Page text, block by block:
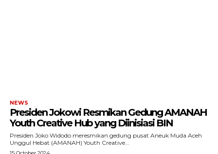
NEWS
Presiden Jokowi Resmikan Gedung AMANAH
Youth Creative Hub yang Diinisiasi BIN
Presiden Joko Widodo meresmikan gedung pusat Aneuk Muda Aceh
Unggul Hebat (AMANAH) Youth Creative...